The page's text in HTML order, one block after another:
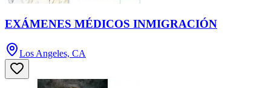
EXÁMENES MÉDICOS INMIGRACIÓN
Los Angeles, CA